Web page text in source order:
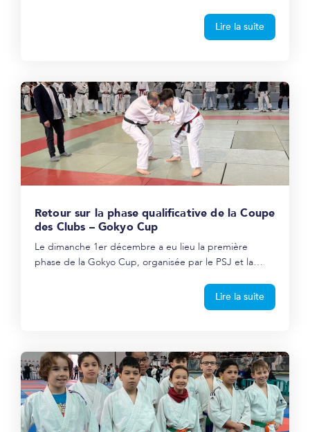
Lire la suite
Retour sur la phase qualificative de la Coupe
des Clubs – Gokyo Cup
Le dimanche 1er décembre a eu lieu la première
phase de la Gokyo Cup, organisée par le PSJ et la…
Lire la suite